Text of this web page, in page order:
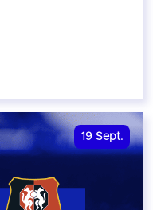
19 Sept.